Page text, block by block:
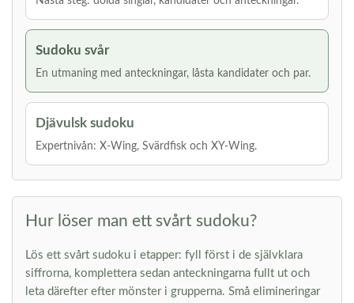
Sudoku svår
En utmaning med anteckningar, låsta kandidater och par.
Djävulsk sudoku
Expertnivån: X-Wing, Svärdfisk och XY-Wing.
Hur löser man ett svårt sudoku?
Lös ett svårt sudoku i etapper: fyll först i de självklara
siffrorna, komplettera sedan anteckningarna fullt ut och
leta därefter efter mönster i grupperna. Små elimineringar